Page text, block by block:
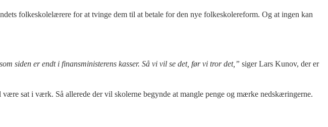
folkeskolelærere for at tvinge dem til at betale for den nye folkeskolereform. Og at ingen kan
siden er endt i finansministerens kasser. Så vi vil se det, før vi tror det,” siger Lars Kunov, der er
sat i værk. Så allerede der vil skolerne begynde at mangle penge og mærke nedskæringerne.